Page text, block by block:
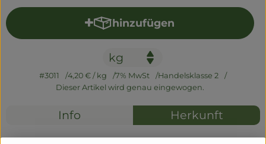
Service
hinzufügen
Produkt zum Warenkorb
#3011 4,20 € / kg 7% MwSt
Handelsklasse 2
Dieser Artikel wird genau eingewogen.
Info Herkunft